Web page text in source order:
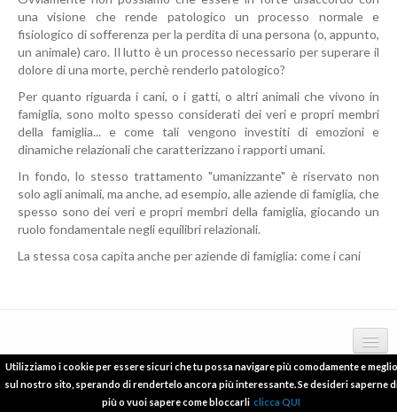
una visione che rende patologico un processo normale e
fisiologico di sofferenza per la perdita di una persona (o, appunto,
un animale) caro. Il lutto è un processo necessario per superare il
dolore di una morte, perchè renderlo patologico?
Per quanto riguarda i cani, o i gatti, o altri animali che vivono in
famiglia, sono molto spesso considerati dei veri e propri membri
della famiglia... e come tali vengono investiti di emozioni e
dinamiche relazionali che caratterizzano i rapporti umani.
In fondo, lo stesso trattamento "umanizzante" è riservato non
solo agli animali, ma anche, ad esempio, alle aziende di famiglia, che
spesso sono dei veri e propri membri della famiglia, giocando un
ruolo fondamentale negli equilibri relazionali.
La stessa cosa capita anche per aziende di famiglia: come i cani
deontologia
pubblicazioni scientifiche
Copyright © 2012 - 2016 psicologo-melzo.com P.I.06838240965
Utilizziamo i cookie per essere sicuri che tu possa navigare più comodamente e meglio
sul nostro sito, sperando di rendertelo ancora più interessante. Se desideri saperne
più o vuoi sapere come bloccarli clicca QUI